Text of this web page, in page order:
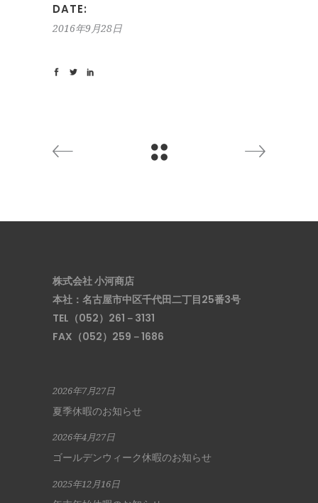
DATE:
2016年9月28日
株式会社 小河商店
本社：名古屋市中区千代田二丁目25番3号
TEL（052）261－3131
FAX（052）259－1686
2026年7月27日
夏季休暇のお知らせ
2026年4月27日
ゴールデンウィーク休暇のお知らせ
2025年12月16日